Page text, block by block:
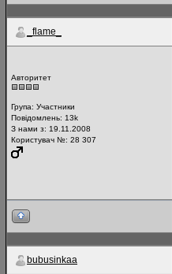
_flame_
Авторитет
Група: Участники
Повідомлень: 13k
З нами з: 19.11.2008
Користувач №: 28 307
bubusinkaa